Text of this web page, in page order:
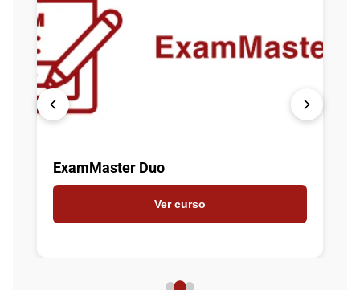
ExamMaster Duo
Ver curso